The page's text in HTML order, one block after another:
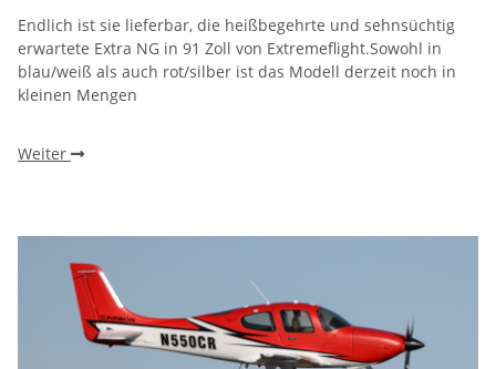
Endlich ist sie lieferbar, die heißbegehrte und sehnsüchtig
erwartete Extra NG in 91 Zoll von Extremeflight.Sowohl in
blau/weiß als auch rot/silber ist das Modell derzeit noch in
kleinen Mengen
Weiter